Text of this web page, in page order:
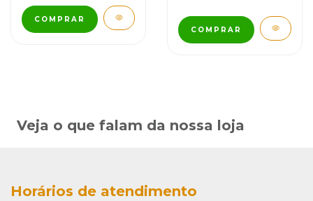
COMPRAR
COMPRAR
Veja o que falam da nossa loja
Horários de atendimento